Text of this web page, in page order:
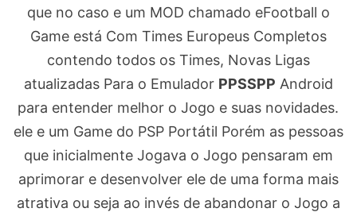
que no caso e um MOD chamado eFootball o
Game está Com Times Europeus Completos
contendo todos os Times, Novas Ligas
atualizadas Para o Emulador PPSSPP Android
para entender melhor o Jogo e suas novidades.
ele e um Game do PSP Portátil Porém as pessoas
que inicialmente Jogava o Jogo pensaram em
aprimorar e desenvolver ele de uma forma mais
atrativa ou seja ao invés de abandonar o Jogo a